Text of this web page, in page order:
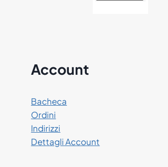
Account
Bacheca
Ordini
Indirizzi
Dettagli Account